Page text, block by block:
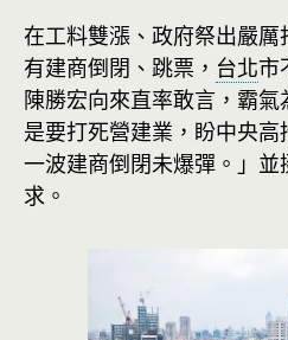
在工料雙漲、政府祭出嚴
有建商倒閉、跳票， 台北市
陳勝宏向來直率敢言，霸
是要打死營建業，盼中央
一波建商倒閉未爆彈。」
求。